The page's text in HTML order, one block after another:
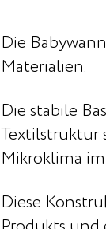
Die
Materialien.
Die stabile
Textilstruktur
Mikroklima
Diese